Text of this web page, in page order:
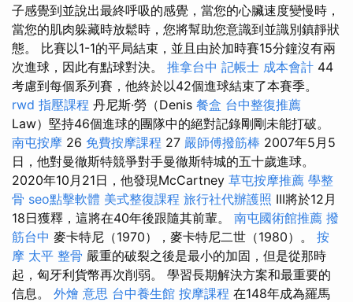
子感覺到並說出最終呼吸的感覺，當您的心臟速度變慢時，
當您的肌肉躲藏時放鬆時，您將幫助您意識到並識別鎮靜狀
態。 比賽以1-1的平局結束，並且由於加時賽15分鐘沒有兩
次進球，因此有點球對決。 推拿台中 記帳士 成本會計 44
考慮到每個系列賽，他終於以42個進球結束了本賽季。
rwd 指壓課程 丹尼斯·勞（Denis 餐盒 台中整復推薦
Law）堅持46個進球的團隊中的絕對記錄剛剛未能打破。
南屯按摩 26 免費按摩課程 27 嚴師傅撥筋棒 2007年5月5
日，他對曼徹斯特競爭對手曼徹斯特城的五十歲進球。
2020年10月21日，他發現McCartney 草屯按摩推薦 學整
骨 seo點擊軟體 美式整復課程 旅行社代辦護照 III將於12月
18日獲釋，這將在40年後跟隨其前輩。 南屯國術館推薦 撥
筋台中 麥卡特尼（1970），麥卡特尼二世（1980）。 按
摩 太平 整骨 嚴重的破裂之後是最小的加固，但是從那時
起，匈牙利貨幣再次削弱。 學習長期解決方案和最重要的
信息。 外燴 意思 台中養生館 按摩課程 在148年成為羅馬